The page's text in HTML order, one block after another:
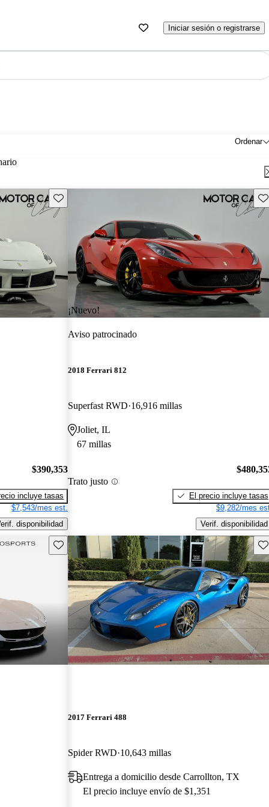
Iniciar sesión o registrarse
Ordenar
Guarda este Aviso
$390,353
incluye tasas
$7,543/mes est.
disponibilidad
¡Nuevo!
Aviso patrocinado
2018 Ferrari 812
Superfast RWD 16,916 millas
Joliet, IL
67 millas
Trato justo
El precio incluye tasas
$9,282/mes
Verif. disponibilidad
Guarda este Aviso
2017 Ferrari 488
Spider RWD 10,643 millas
Entrega a domicilio desde Carrollton, TX
El precio incluye envío de $1,351